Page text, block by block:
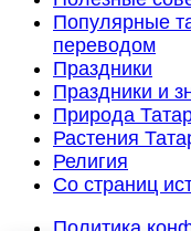
Популярные
переводом
Праздники
Праздники и
Природа
Растения
Религия
Со страниц